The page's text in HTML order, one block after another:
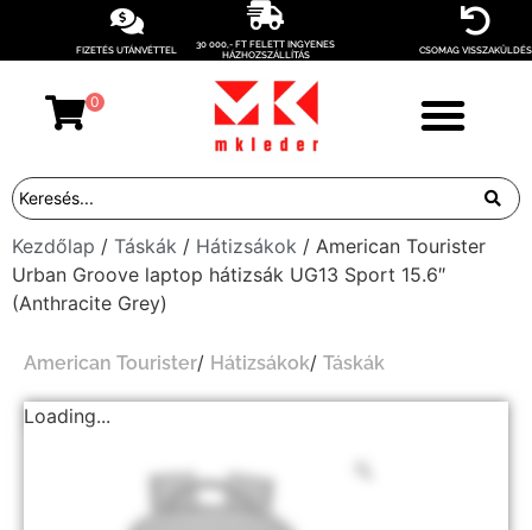
FIZETÉS UTÁNVÉTTEL
30 000,- FT FELETT INGYENES
HÁZHOZSZÁLLÍTÁS
CSOMAG VISSZAKÜLDÉS
0
Kezdőlap / Táskák / Hátizsákok / American Tourister
Urban Groove laptop hátizsák UG13 Sport 15.6″
(Anthracite Grey)
American Tourister/ Hátizsákok/ Táskák
Loading...